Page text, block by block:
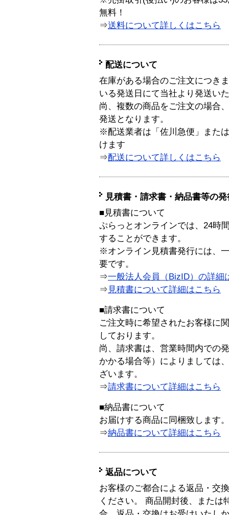
無料！
⇒送料について詳しくはこちら
配送について
在庫がある場合のご注文につき
いる発送日にて当社より発送い
尚、複数の商品をご注文の場合
発送となります。
※配送業者は「佐川急便」また
けます
⇒配送について詳しくはこちら
見積書・請求書・納品書等の
■見積書について
ぷらっとオンラインでは、24時
することができます。
※オンライン見積書発行には、
要です。
⇒一般法人会員（BizID）の詳細
⇒ 見積書について詳細はこちら
■請求書について
ご注文時に希望されたお客様に
しております。
尚、請求書は、営業時間内での
かかる場合等）によりましては
ざいます。
⇒請求書について詳細はこちら
■納品書について
お届けする商品に同梱致します。
⇒納品書について詳細はこちら
返品について
お客様のご都合による返品・交
ください。 商品開封後、または